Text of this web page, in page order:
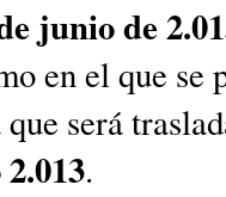
junio de
en el que
que será
.